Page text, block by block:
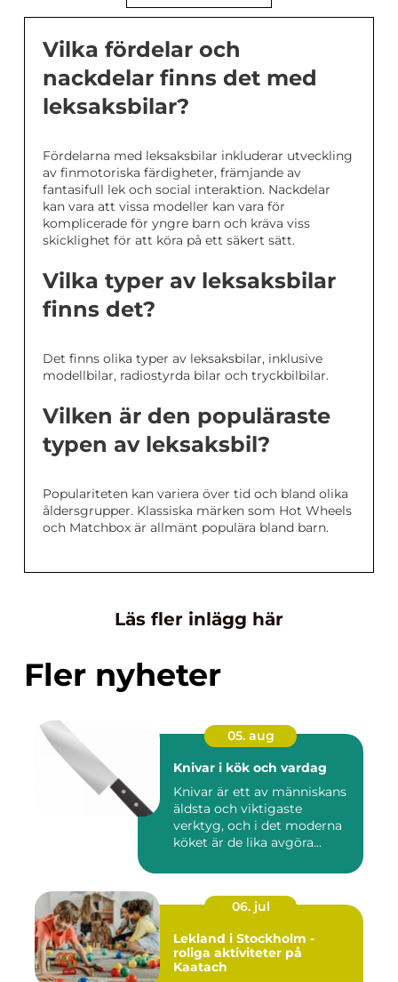
Vilka fördelar och
nackdelar finns det med
leksaksbilar?
Fördelarna med leksaksbilar inkluderar utveckling
av finmotoriska färdigheter, främjande av
fantasifull lek och social interaktion. Nackdelar
kan vara att vissa modeller kan vara för
komplicerade för yngre barn och kräva viss
skicklighet för att köra på ett säkert sätt.
Vilka typer av leksaksbilar
finns det?
Det finns olika typer av leksaksbilar, inklusive
modellbilar, radiostyrda bilar och tryckbilbilar.
Vilken är den populäraste
typen av leksaksbil?
Populariteten kan variera över tid och bland olika
åldersgrupper. Klassiska märken som Hot Wheels
och Matchbox är allmänt populära bland barn.
Läs fler inlägg här
Fler nyheter
05. aug
Knivar i kök och vardag
Knivar är ett av människans
äldsta och viktigaste
verktyg, och i det moderna
köket är de lika avgöra...
06. jul
Lekland i Stockholm -
roliga aktiviteter på
Kaatach